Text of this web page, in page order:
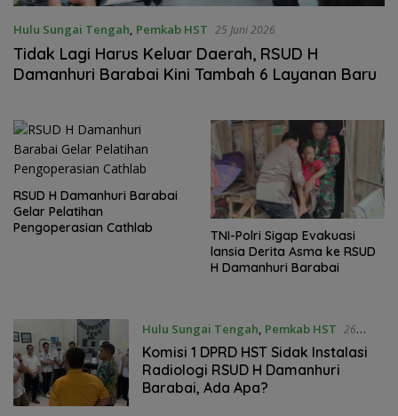
Hulu Sungai Tengah, Pemkab HST 25 Juni 2026
Tidak Lagi Harus Keluar Daerah, RSUD H
Damanhuri Barabai Kini Tambah 6 Layanan Baru
RSUD H Damanhuri Barabai
Gelar Pelatihan
Pengoperasian Cathlab
TNI-Polri Sigap Evakuasi
lansia Derita Asma ke RSUD
H Damanhuri Barabai
Hulu Sungai Tengah, Pemkab HST 26
Februari 2025
Komisi 1 DPRD HST Sidak Instalasi
Radiologi RSUD H Damanhuri
Barabai, Ada Apa?